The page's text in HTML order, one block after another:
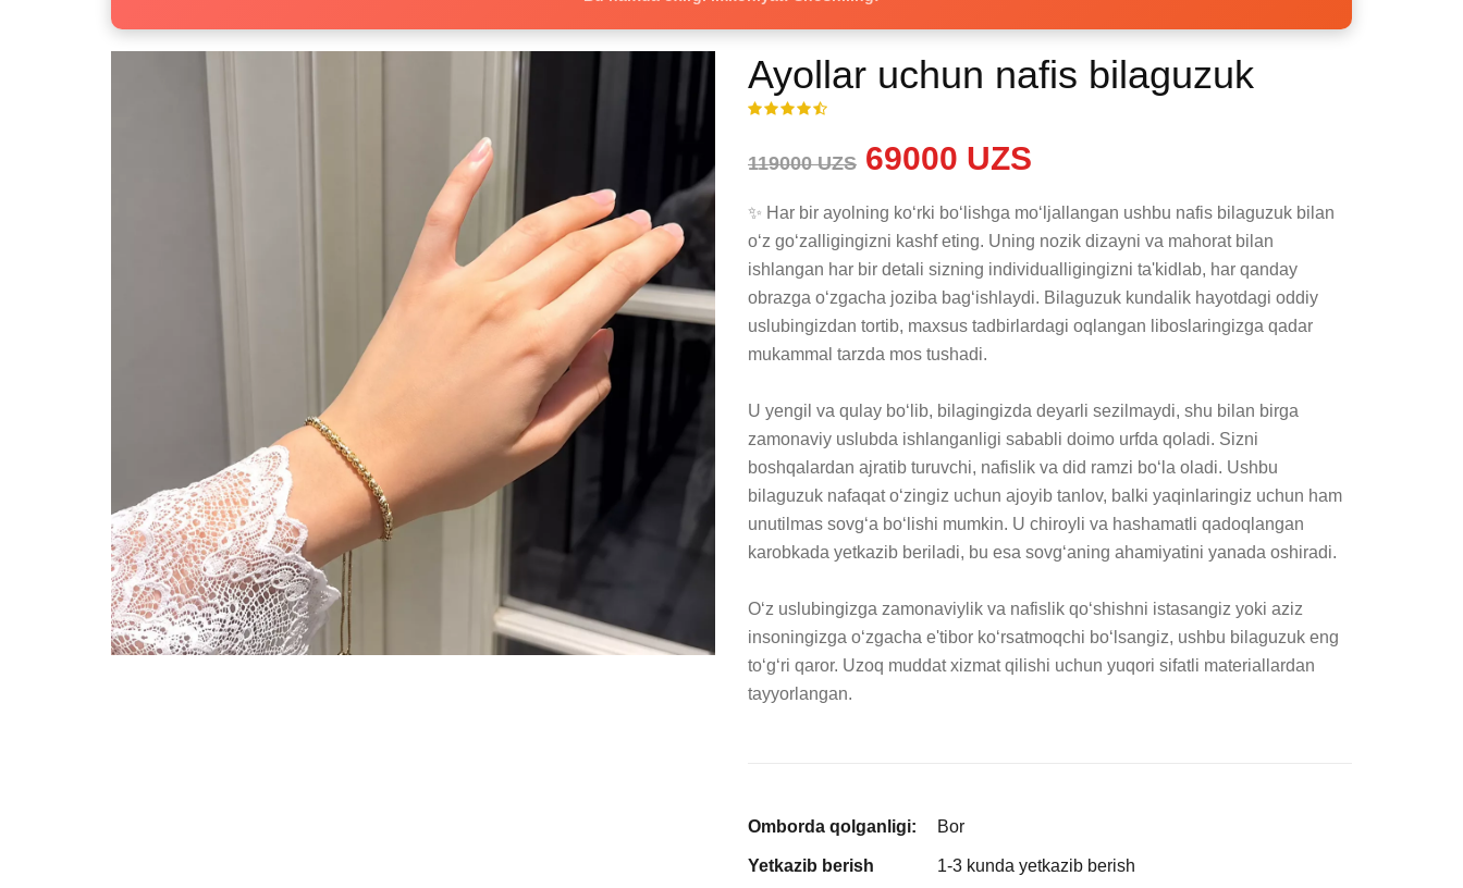
Ayollar uchun nafis bilaguzuk
119000 UZS 69000 UZS
✨ Har bir ayolning ko‘rki bo‘lishga mo‘ljallangan ushbu nafis bilaguzuk bilan
o‘z go‘zalligingizni kashf eting. Uning nozik dizayni va mahorat bilan
ishlangan har bir detali sizning individualligingizni ta'kidlab, har qanday
obrazga o‘zgacha joziba bag‘ishlaydi. Bilaguzuk kundalik hayotdagi oddiy
uslubingizdan tortib, maxsus tadbirlardagi oqlangan liboslaringizga qadar
mukammal tarzda mos tushadi.
U yengil va qulay bo‘lib, bilagingizda deyarli sezilmaydi, shu bilan birga
zamonaviy uslubda ishlanganligi sababli doimo urfda qoladi. Sizni
boshqalardan ajratib turuvchi, nafislik va did ramzi bo‘la oladi. Ushbu
bilaguzuk nafaqat o‘zingiz uchun ajoyib tanlov, balki yaqinlaringiz uchun ham
unutilmas sovg‘a bo‘lishi mumkin. U chiroyli va hashamatli qadoqlangan
karobkada yetkazib beriladi, bu esa sovg‘aning ahamiyatini yanada oshiradi.
O‘z uslubingizga zamonaviylik va nafislik qo‘shishni istasangiz yoki aziz
insoningizga o‘zgacha e'tibor ko‘rsatmoqchi bo‘lsangiz, ushbu bilaguzuk eng
to‘g‘ri qaror. Uzoq muddat xizmat qilishi uchun yuqori sifatli materiallardan
tayyorlangan.
Omborda qolganligi: Bor
Yetkazib berish
1-3 kunda yetkazib berish